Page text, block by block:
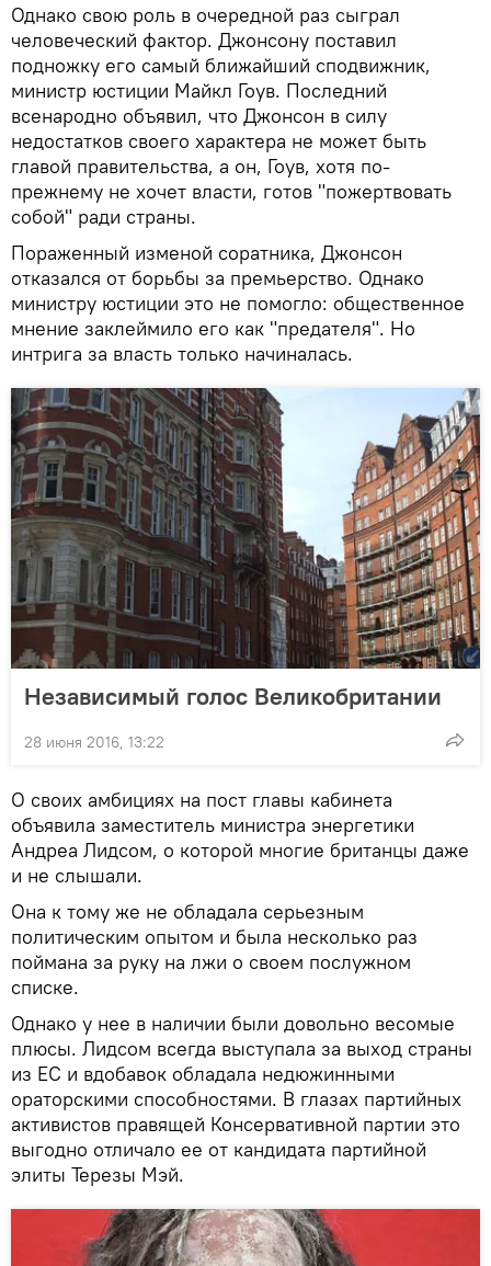
Однако свою роль в очередной раз сыграл
человеческий фактор. Джонсону поставил
подножку его самый ближайший сподвижник,
министр юстиции Майкл Гоув. Последний
всенародно объявил, что Джонсон в силу
недостатков своего характера не может быть
главой правительства, а он, Гоув, хотя по-
прежнему не хочет власти, готов "пожертвовать
собой" ради страны.
Пораженный изменой соратника, Джонсон
отказался от борьбы за премьерство. Однако
министру юстиции это не помогло: общественное
мнение заклеймило его как "предателя". Но
интрига за власть только начиналась.
Независимый голос Великобритании
28 июня 2016, 13:22
О своих амбициях на пост главы кабинета
объявила заместитель министра энергетики
Андреа Лидсом, о которой многие британцы даже
и не слышали.
Она к тому же не обладала серьезным
политическим опытом и была несколько раз
поймана за руку на лжи о своем послужном
списке.
Однако у нее в наличии были довольно весомые
плюсы. Лидсом всегда выступала за выход страны
из ЕС и вдобавок обладала недюжинными
ораторскими способностями. В глазах партийных
активистов правящей Консервативной партии это
выгодно отличало ее от кандидата партийной
элиты Терезы Мэй.